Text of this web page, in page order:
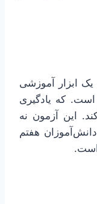
ابزار آموزشی
است. که یادگیری
این آزمون نه
هفتم
است.